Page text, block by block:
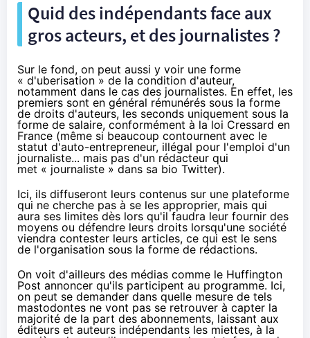
Quid des indépendants face aux
gros acteurs, et des journalistes ?
Sur le fond, on peut aussi y voir une forme
« d'uberisation » de la condition d'auteur,
notamment dans le cas des journalistes. En effet, les
premiers sont en général rémunérés sous la forme
de droits d'auteurs, les seconds uniquement sous la
forme de salaire, conformément à la loi Cressard en
France (même si beaucoup contournent avec le
statut d'auto-entrepreneur, illégal pour l'emploi d'un
journaliste... mais pas d'un rédacteur qui
met « journaliste » dans sa bio Twitter).
Ici, ils diffuseront leurs contenus sur une plateforme
qui ne cherche pas à se les approprier, mais qui
aura ses limites dès lors qu'il faudra leur fournir des
moyens ou défendre leurs droits lorsqu'une société
viendra contester leurs articles, ce qui est le sens
de l'organisation sous la forme de rédactions.
On voit d'ailleurs des médias comme le Huffington
Post annoncer qu'ils participent au programme. Ici,
on peut se demander dans quelle mesure de tels
mastodontes ne vont pas se retrouver à capter la
majorité de la part des abonnements, laissant aux
éditeurs et auteurs indépendants les miettes, à la